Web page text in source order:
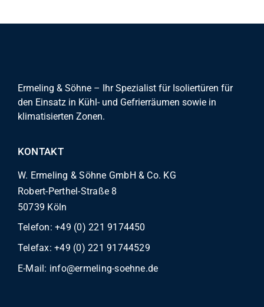
Ermeling & Söhne – Ihr Spezialist für Isoliertüren für
den Einsatz in Kühl- und Gefrierräumen sowie in
klimatisierten Zonen.
KONTAKT
W. Ermeling & Söhne GmbH & Co. KG
Robert-Perthel-Straße 8
50739 Köln
Telefon:+49 (0) 221 9174450
Telefax: +49 (0) 221 91744529
E-Mail: info@ermeling-soehne.de